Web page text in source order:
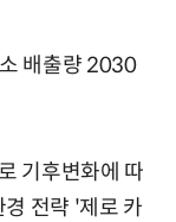
배출량 2030
기후변화에 따
전략 '제로 카